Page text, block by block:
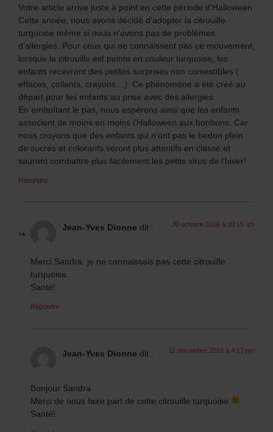
Votre article arrive juste à point en cette période d’Halloween.
Cette année, nous avons décidé d’adopter la citrouille
turquoise même si nous n’avons pas de problèmes
d’allergies. Pour ceux qui ne connaissent pas ce mouvement,
lorsque la citrouille est peinte en couleur turquoise, les
enfants recevront des petites surprises non comestibles (
effaces, collants, crayons…). Ce phénomène a été créé au
départ pour les enfants au prise avec des allergies.
En emboîtant le pas, nous espérons ainsi que les enfants
associent de moins en moins l’Halloween aux bonbons. Car
nous croyons que des enfants qui n’ont pas le bedon plein
de sucres et colorants seront plus attentifs en classe et
sauront combattre plus facilement les petits virus de l’hiver!
Répondre
Jean-Yves Dionne dit : 30 octobre 2016 à 10:15 am
Merci Sandra. je ne connaissais pas cette citrouille
turquoise.
Santé!
Répondre
Jean-Yves Dionne dit : 11 novembre 2016 à 4:13 pm
Bonjour Sandra
Merci de nous faire part de cette citrouille turquoise
Santé!